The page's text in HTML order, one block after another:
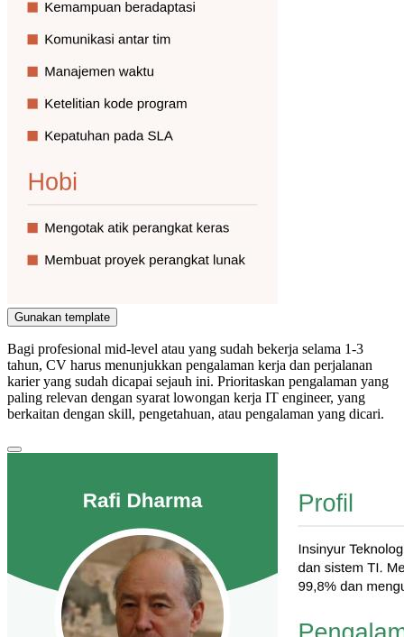
Gunakan template
Bagi profesional mid-level atau yang sudah bekerja selama 1-3
tahun, CV harus menunjukkan pengalaman kerja dan perjalanan
karier yang sudah dicapai sejauh ini. Prioritaskan pengalaman yang
paling relevan dengan syarat lowongan kerja IT engineer, yang
berkaitan dengan skill, pengetahuan, atau pengalaman yang dicari.